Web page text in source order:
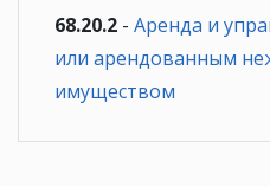
68.20.2 - Аренда и
или арендованным
имуществом